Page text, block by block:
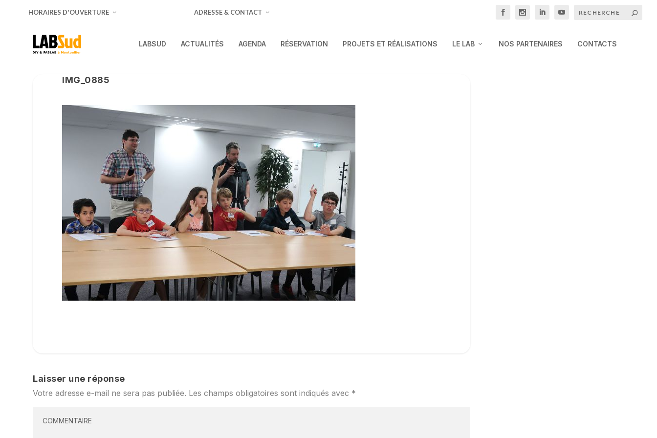
HORAIRES D'OUVERTURE ADRESSE & CONTACT
LABSUD ACTUALITÉS AGENDA RÉSERVATION PROJETS ET RÉALISATIONS LE LAB NOS PARTENAIRES CONTACTS
IMG_0885
Laisser une réponse
Votre adresse e-mail ne sera pas publiée. Les champs obligatoires sont indiqués avec *